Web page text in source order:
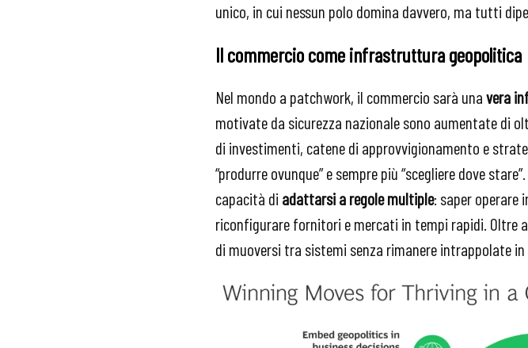
unico, in cui nessun polo domina davvero, ma tutti
Il commercio come infrastruttura geopolitica
Nel mondo a patchwork, il commercio sarà unavera
motivate da sicurezza nazionale sono aumentate di
di investimenti, catene di approvvigionamento e
“produrre ovunque” e sempre più “scegliere dove
capacità di adattarsi a regole multiple: saper
riconfigurare fornitori e mercati in tempi rapidi. Oltre
di muoversi tra sistemi senza rimanere intrappolate in